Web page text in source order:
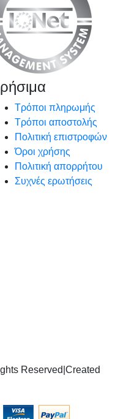
Τρόποι πληρωμής
Τρόποι αποστολής
Πολιτική επιστροφών
Όροι χρήσης
Πολιτική απορρήτου
Συχνές ερωτήσεις
Reserved Created